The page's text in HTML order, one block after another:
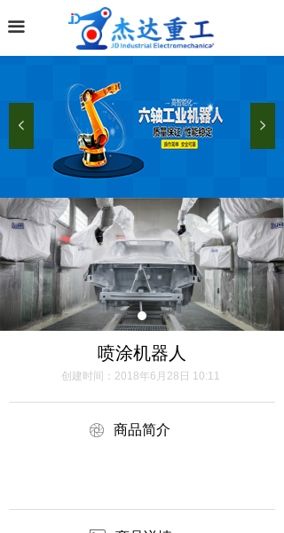
끀
넳 넲
喷涂机器人
商品简介
创建时间： 2018年6月28日 10:11
ꁵ